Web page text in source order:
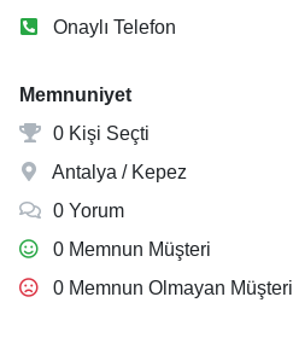
Onaylı Telefon
Memnuniyet
0 Kişi Seçti
Antalya / Kepez
0 Yorum
0 Memnun Müşteri
0 Memnun Olmayan Müşteri